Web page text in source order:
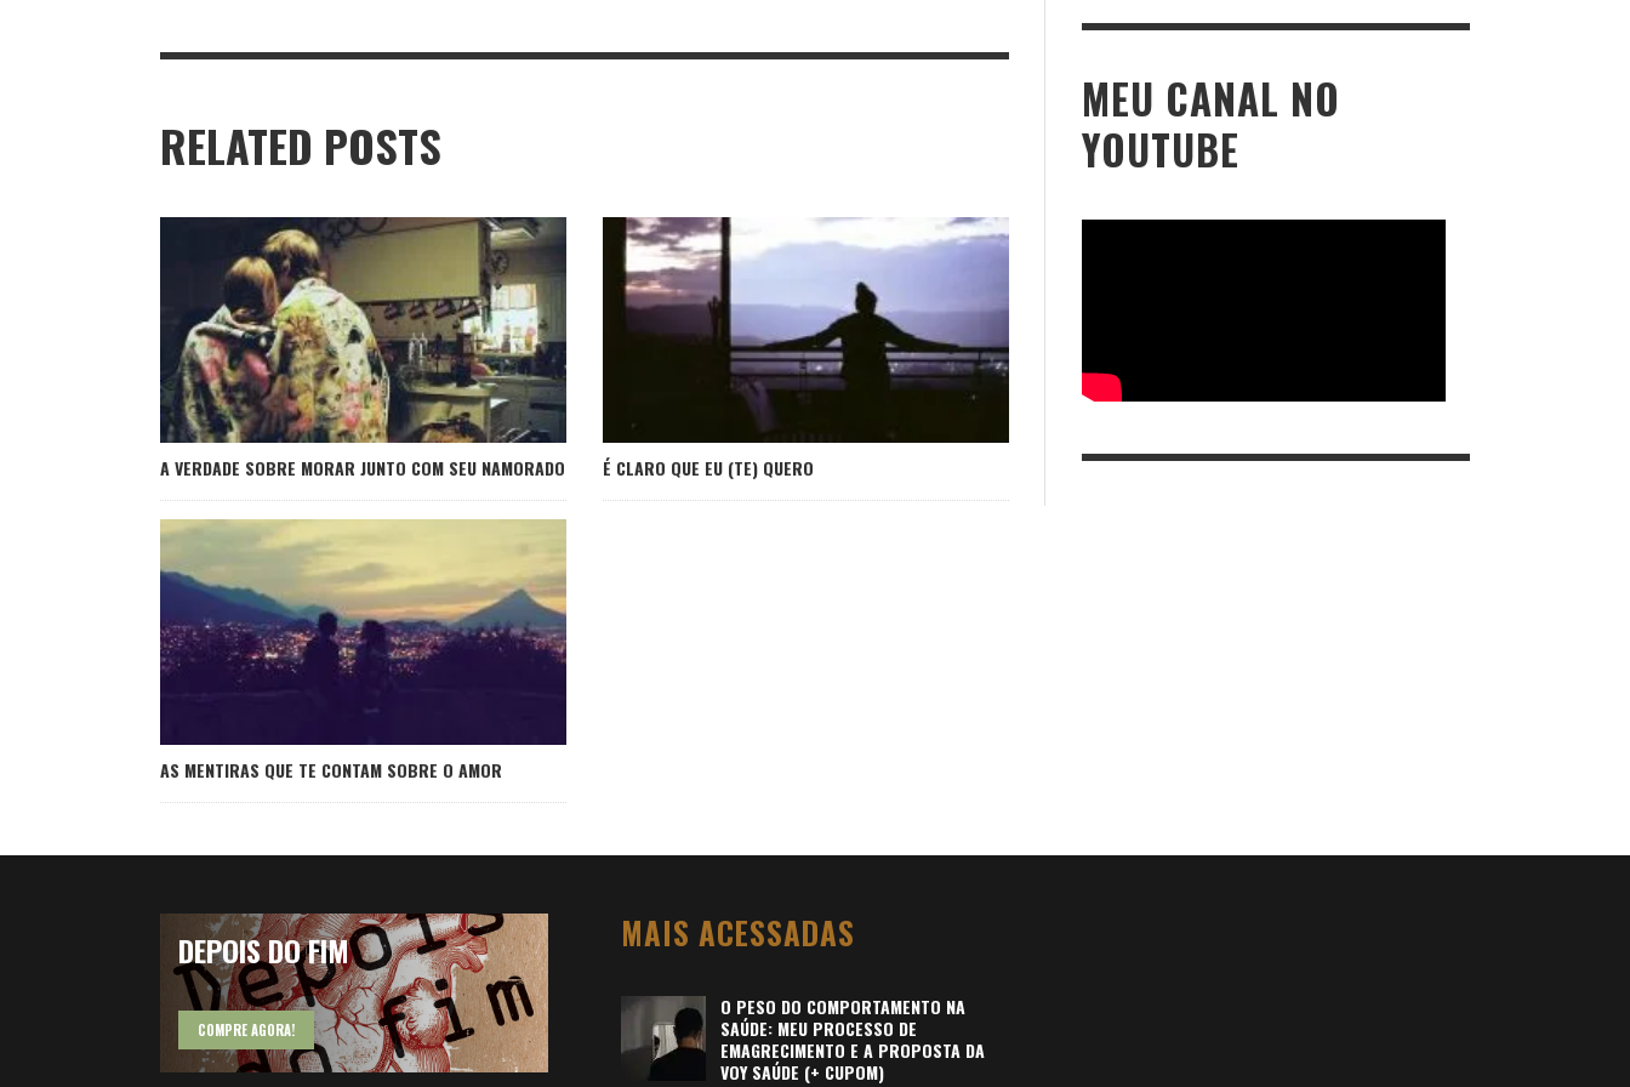
RELATED POSTS
A VERDADE SOBRE MORAR JUNTO COM SEU NAMORADO É CLARO QUE EU (TE) QUERO
AS MENTIRAS QUE TE CONTAM SOBRE O AMOR
MEU CANAL NO
YOUTUBE
DEPOIS DO FIM
COMPRE AGORA!
MAIS ACESSADAS
O PESO DO COMPORTAMENTO NA
SAÚDE: MEU PROCESSO DE
EMAGRECIMENTO E A PROPOSTA DA
VOY SAÚDE (+ CUPOM)